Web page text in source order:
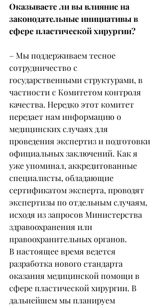
Оказываете ли вы влияние на
законодательные инициативы в
сфере пластической хирургии?
– Мы поддерживаем тесное
сотрудничество с
государственными структурами, в
частности с Комитетом контроля
качества. Нередко этот комитет
передает нам информацию о
медицинских случаях для
проведения экспертиз и подготовки
официальных заключений. Как я
уже упоминал, аккредитованные
специалисты, обладающие
сертификатом эксперта, проводят
экспертизы по отдельным случаям,
исходя из запросов Министерства
здравоохранения или
правоохранительных органов.
В настоящее время ведется
разработка нового стандарта
оказания медицинской помощи в
сфере пластической хирургии. В
дальнейшем мы планируем